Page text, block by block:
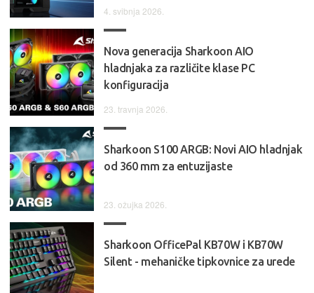
4. svibnja 2026.
Nova generacija Sharkoon AIO
hladnjaka za različite klase PC
konfiguracija
23. travnja 2026.
Sharkoon S100 ARGB: Novi AIO hladnjak
od 360 mm za entuzijaste
23. ožujka 2026.
Sharkoon OfficePal KB70W i KB70W
Silent - mehaničke tipkovnice za urede